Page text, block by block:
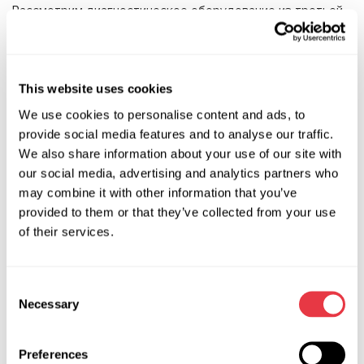
This website uses cookies
We use cookies to personalise content and ads, to
provide social media features and to analyse our traffic.
We also share information about your use of our site with
our social media, advertising and analytics partners who
may combine it with other information that you’ve
provided to them or that they’ve collected from your use
of their services.
Selection
Necessary
Preferences
Рассмотрим диагностическое оборудование из третьей
группы ТМ MSG Equipment: MS012, MS004, MS111, MS561,
состояние реле-регуляторов генераторов 12/24В как
в сборе с генератором, так и отдельно.
Многофункциональный стенд MS004 COМ
обеспечивает диагностику генераторов 12/24В под
нагрузкой (до 100 Ампер для 12В и до 50 Ампер для
24В), стартеров 12/24В без нагрузки, мощностью до 4
компрессора кондиционера автомобиля. Стенд может
оценить работу электромагнитной муфты,
компрессором, так и отдельно. Провести